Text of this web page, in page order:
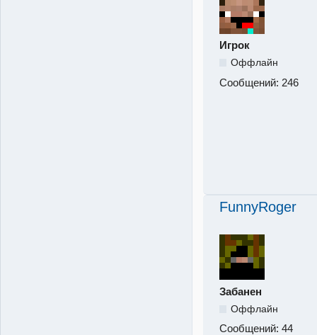
Игрок
Оффлайн
Сообщений: 246
FunnyRoger
Забанен
Оффлайн
Сообщений: 44